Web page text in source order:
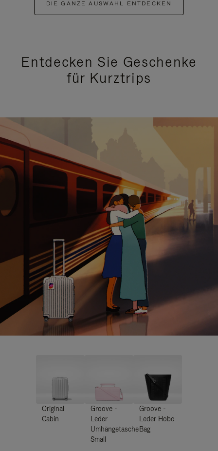
DIE GANZE AUSWAHL ENTDECKEN
Entdecken Sie Geschenke
für Kurztrips
Original
Cabin
Groove -
Leder
Umhängetasche
Small
Groove -
Leder Hobo
Bag